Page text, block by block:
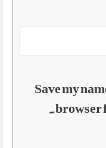
Save my
browser